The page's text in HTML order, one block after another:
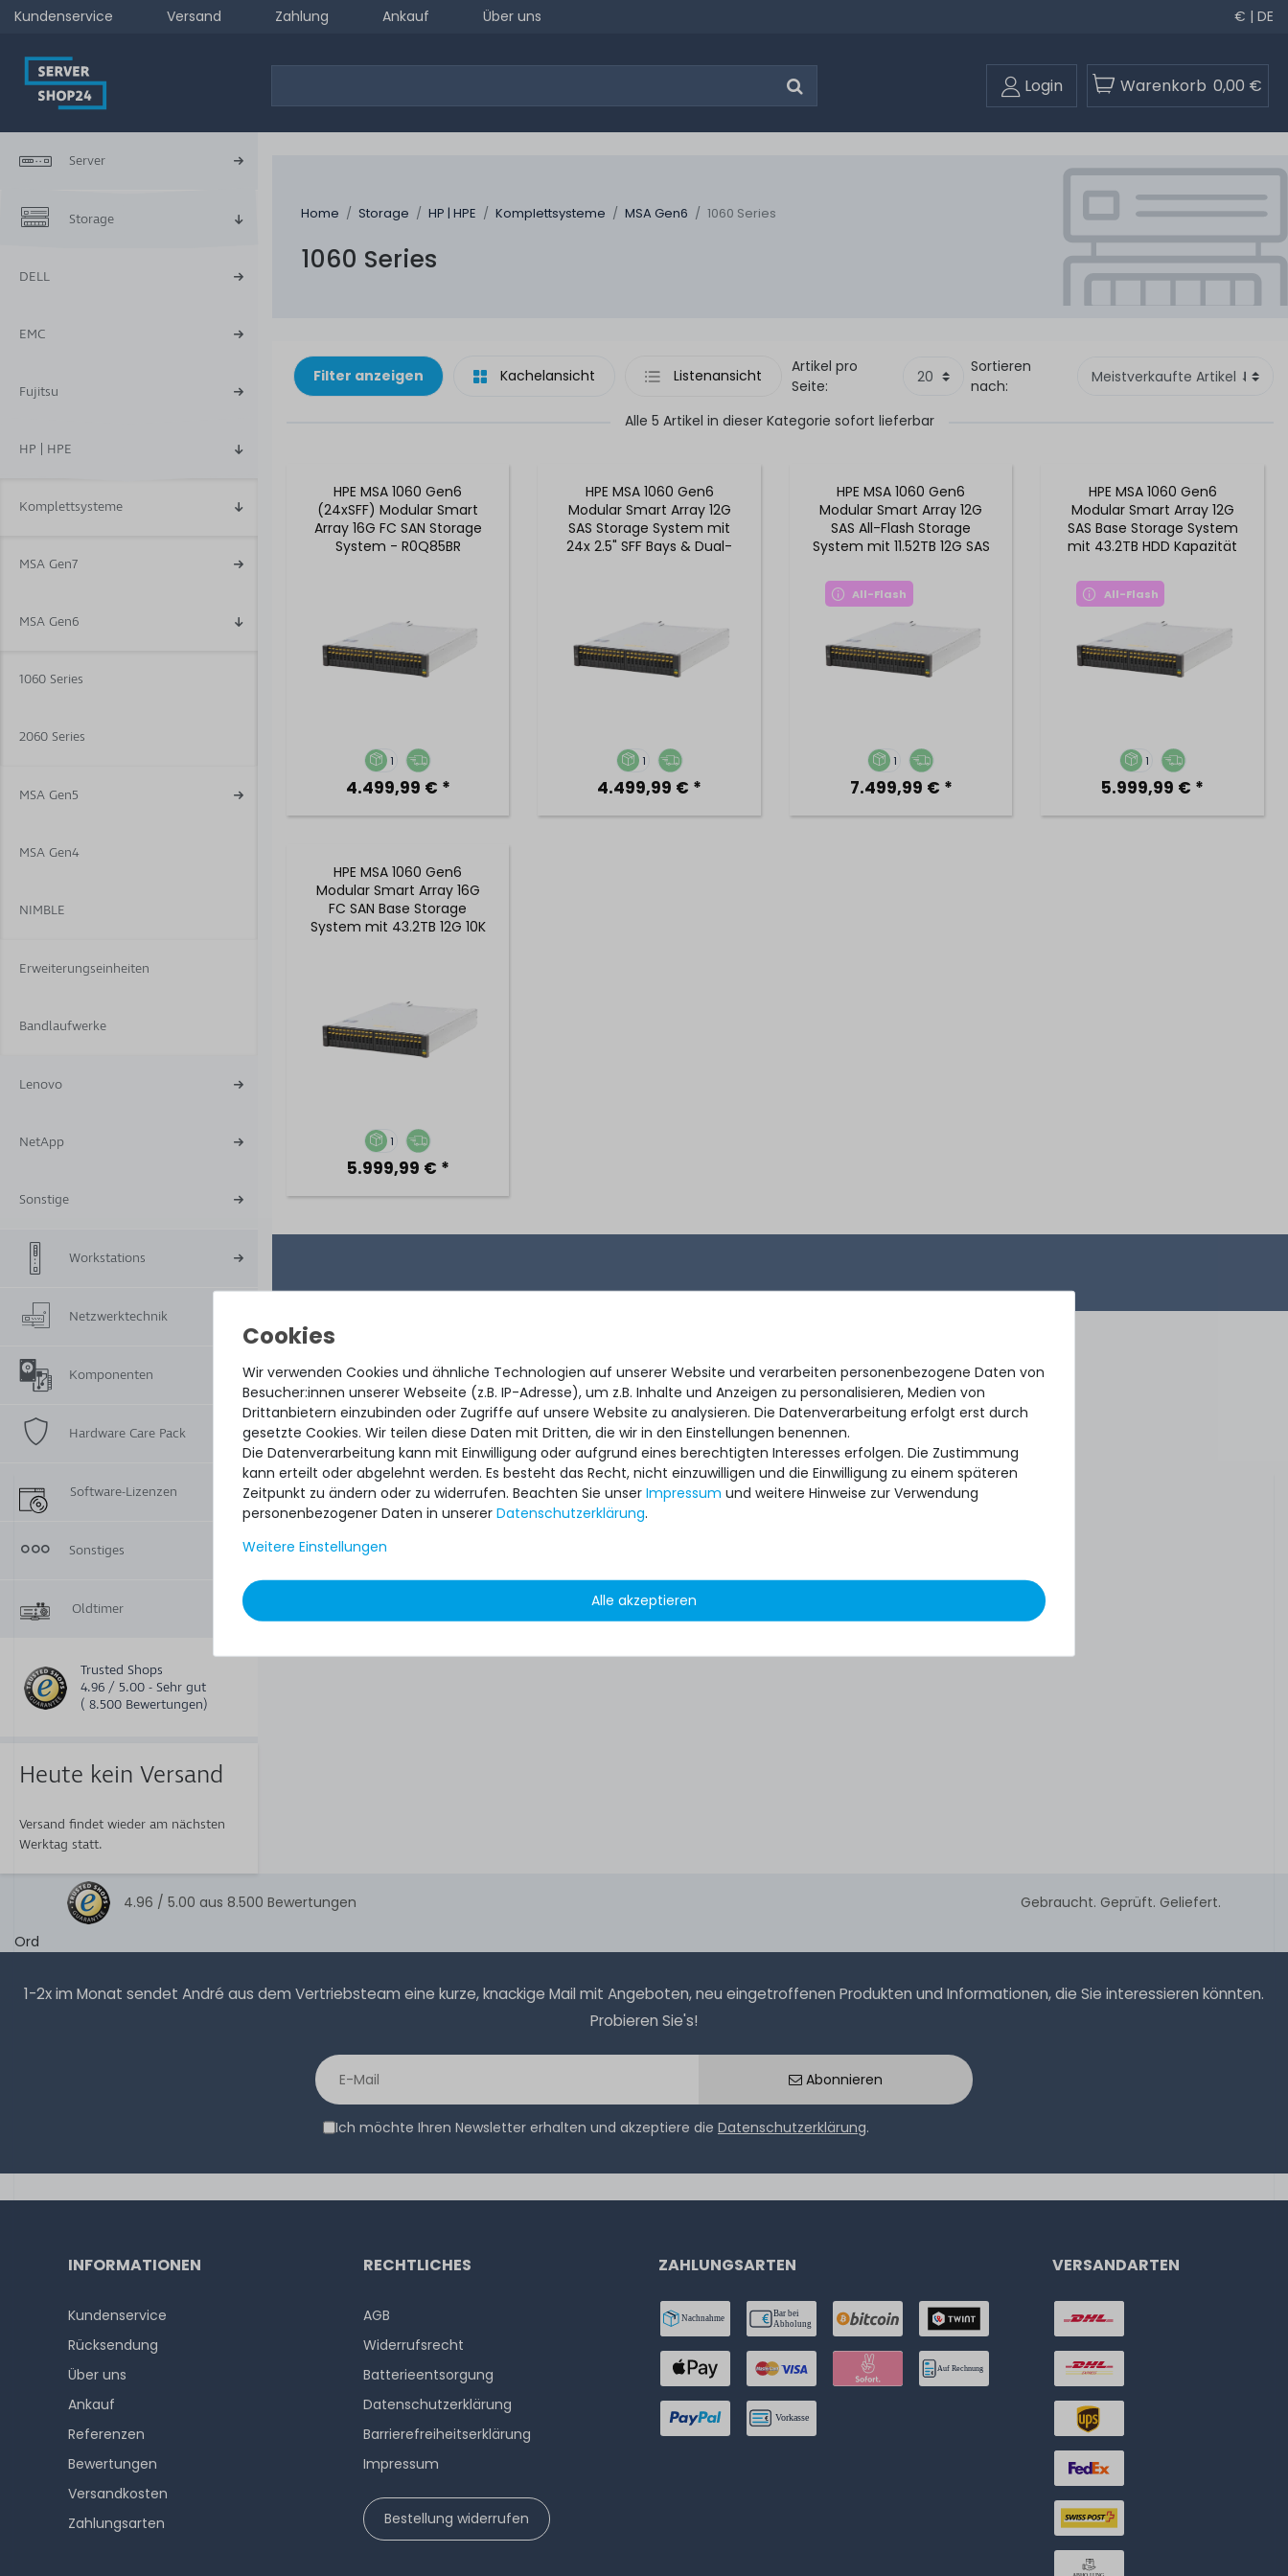
Kundenservice Versand Zahlung Ankauf Über uns € | DE
Login Warenkorb 0,00 €
Server
Storage
DELL
EMC
Fujitsu
HP | HPE
Komplettsysteme
MSA Gen7
MSA Gen6
1060 Series
2060 Series
MSA Gen5
MSA Gen4
NIMBLE
Erweiterungseinheiten
Bandlaufwerke
Lenovo
NetApp
Sonstige
Workstations
Netzwerktechnik
Komponenten
Hardware Care Pack
Software-Lizenzen
Sonstiges
Oldtimer
Trusted Shops
4.96 / 5.00 - Sehr gut
( 8.500 Bewertungen)
Heute kein Versand
Versand findet wieder am nächsten
Werktag statt.
Home Storage HP | HPE Komplettsysteme MSA Gen6 1060 Series
1060 Series
Filter anzeigen Kachelansicht Listenansicht
Artikel pro
Seite:
Sortieren
nach:
Alle 5 Artikel in dieser Kategorie sofort lieferbar
HPE MSA 1060 Gen6
(24xSFF) Modular Smart
Array 16G FC SAN Storage
System - R0Q85BR
1
4.499,99 € *
HPE MSA 1060 Gen6
Modular Smart Array 12G
SAS Storage System mit
24x 2.5" SFF Bays & Dual-
1
4.499,99 € *
HPE MSA 1060 Gen6
Modular Smart Array 12G
SAS All-Flash Storage
System mit 11.52TB 12G SAS
All-Flash
1
7.499,99 € *
HPE MSA 1060 Gen6
Modular Smart Array 12G
SAS Base Storage System
mit 43.2TB HDD Kapazität
All-Flash
1
5.999,99 € *
HPE MSA 1060 Gen6
Modular Smart Array 16G
FC SAN Base Storage
System mit 43.2TB 12G 10K
1
5.999,99 € *
4.96 / 5.00 aus 8.500 Bewertungen Gebraucht. Geprüft. Geliefert.
Ord
1-2x im Monat sendet André aus dem Vertriebsteam eine kurze, knackige Mail mit Angeboten, neu eingetroffenen Produkten und Informationen, die Sie interessieren könnten.
Probieren Sie's!
Abonnieren
Ich möchte Ihren Newsletter erhalten und akzeptiere die Datenschutzerklärung.
Wir verwenden Cookies und ähnliche Technologien auf unserer Website und verarbeiten personenbezogene Daten von
Besucher:innen unserer Webseite (z.B. IP-Adresse), um z.B. Inhalte und Anzeigen zu personalisieren, Medien von
Drittanbietern einzubinden oder Zugriffe auf unsere Website zu analysieren. Die Datenverarbeitung erfolgt erst durch
gesetzte Cookies. Wir teilen diese Daten mit Dritten, die wir in den Einstellungen benennen.
Die Datenverarbeitung kann mit Einwilligung oder aufgrund eines berechtigten Interesses erfolgen. Die Zustimmung
kann erteilt oder abgelehnt werden. Es besteht das Recht, nicht einzuwilligen und die Einwilligung zu einem späteren
Zeitpunkt zu ändern oder zu widerrufen. Beachten Sie unser Impressum und weitere Hinweise zur Verwendung
personenbezogener Daten in unserer Daten­schutz­erklärung.
Weitere Einstellungen
Alle akzeptieren
INFORMATIONEN
Kundenservice
Rücksendung
Über uns
Ankauf
Referenzen
Bewertungen
Versandkosten
Zahlungsarten
RECHTLICHES
AGB
Widerrufs­recht
Batterieentsorgung
Datenschutzerklärung
Barrierefreiheitserklärung
Impressum
Bestellung widerrufen
ZAHLUNGSARTEN VERSANDARTEN